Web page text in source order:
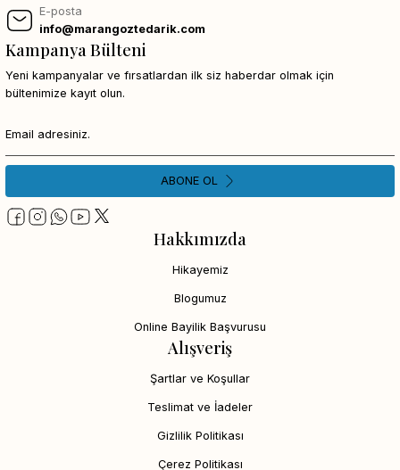
E-posta
info@marangoztedarik.com
Hakkımızda
Hikayemiz
Blogumuz
Online Bayilik Başvurusu
Alışveriş
Şartlar ve Koşullar
Teslimat ve İadeler
Gizlilik Politikası
Çerez Politikası
Kampanya Bülteni
Yeni kampanyalar ve fırsatlardan ilk siz haberdar olmak için
bültenimize kayıt olun.
ABONE OL